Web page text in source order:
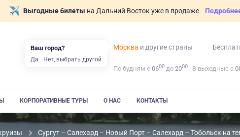
Выгодные билеты на Дальний Восток уже в продаже
Москва и другие страны
По будням с 0600 до 2000 В выходные с
КОРПОРАТИВНЫЕ ТУРЫ О НАС КОНТАКТЫ
Сургут – Салехард – Новый Порт – Салехард – Тобольск на
Ваш город?
Да Нет, выбрать другой